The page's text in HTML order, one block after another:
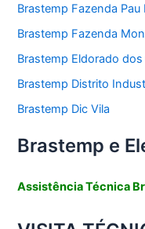
Brastemp Fazenda Pau
Brastemp Fazenda
Brastemp Eldorado dos
Brastemp Distrito
Brastemp Dic Vila
Brastemp e
Assistência Técnica